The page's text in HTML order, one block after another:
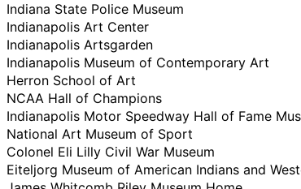
Indiana State Police Museum
Indianapolis Art Center
Indianapolis Artsgarden
Indianapolis Museum of Contemporary Art
Herron School of Art
NCAA Hall of Champions
Indianapolis Motor Speedway Hall of Fame
National Art Museum of Sport
Colonel Eli Lilly Civil War Museum
Eiteljorg Museum of American Indians and